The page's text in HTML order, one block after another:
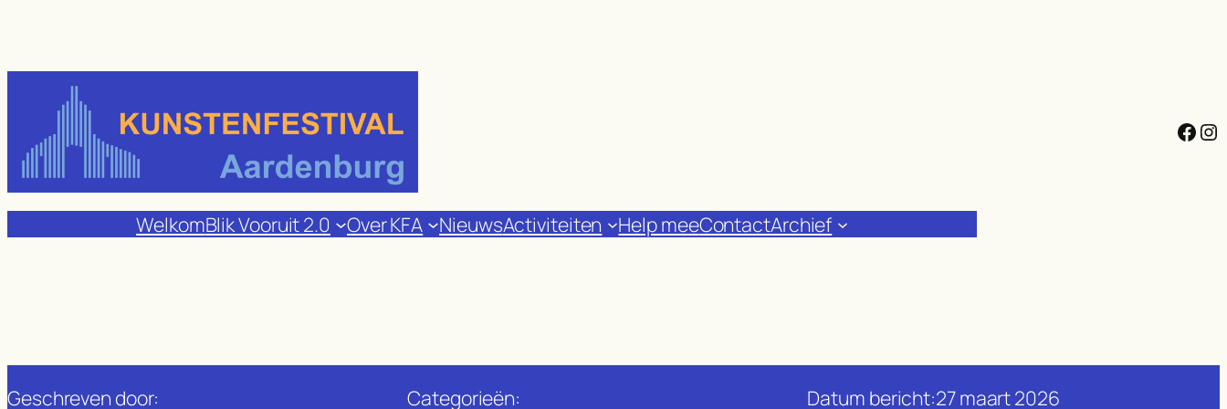
de
inhoud
Facebook Instagram
WelkomBlik Vooruit 2.0 Over KFA NieuwsActiviteiten Help meeContactArchief
Geschreven door: Categorieën: Datum bericht:27 maart 2026